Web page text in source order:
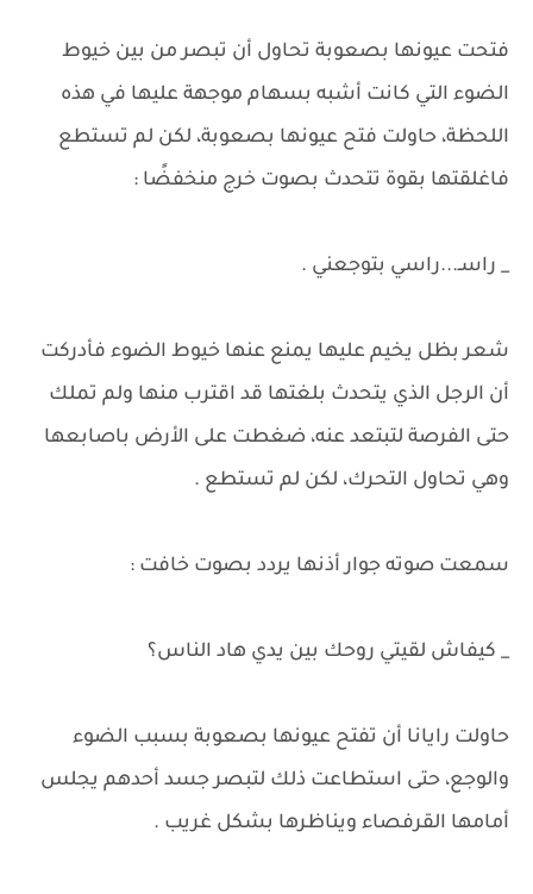
فتحت عيونها بصعوبة تحاول أن تبصر من بين خيوط
الضوء التي كانت أشبه بسهام موجهة عليها في هذه
اللحظة، حاولت فتح عيونها بصعوبة، لكن لم تستطع
فاغلقتها بقوة تتحدث بصوت خرج منخفضًا :
_ راسـ...راسي بتوجعني .
شعر بظل يخيم عليها يمنع عنها خيوط الضوء فأدركت
أن الرجل الذي يتحدث بلغتها قد اقترب منها ولم تملك
حتى الفرصة لتبتعد عنه، ضغطت على الأرض باصابعها
وهي تحاول التحرك، لكن لم تستطع .
سمعت صوته جوار أذنها يردد بصوت خافت :
_ كيفاش لقيتي روحك بين يدي هاد الناس؟
حاولت رايانا أن تفتح عيونها بصعوبة بسبب الضوء
والوجع، حتى استطاعت ذلك لتبصر جسد أحدهم يجلس
أمامها القرفصاء ويناظرها بشكل غريب .